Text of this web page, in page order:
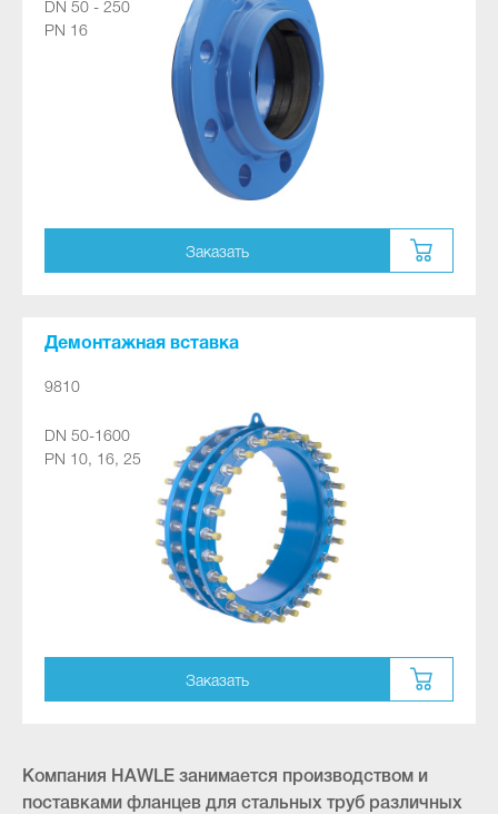
DN 50 - 250
PN 16
Заказать
Демонтажная вставка
9810
DN 50-1600
PN 10, 16, 25
Заказать
Компания HAWLE занимается производством и
поставками фланцев для стальных труб различных